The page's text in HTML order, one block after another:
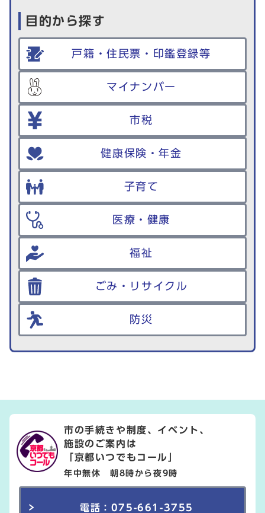
目的から探す
戸籍・住民票・印鑑登録等
マイナンバー
市税
健康保険・年金
子育て
医療・健康
福祉
ごみ・リサイクル
防災
市の手続きや制度、イベント、
施設のご案内は
「京都いつでもコール」
年中無休 朝8時から夜9時
電話：075-661-3755